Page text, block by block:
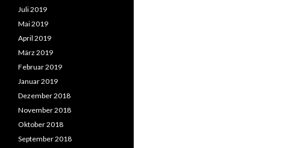
Juli 2019
Mai 2019
April 2019
März 2019
Februar 2019
Januar 2019
Dezember 2018
November 2018
Oktober 2018
September 2018